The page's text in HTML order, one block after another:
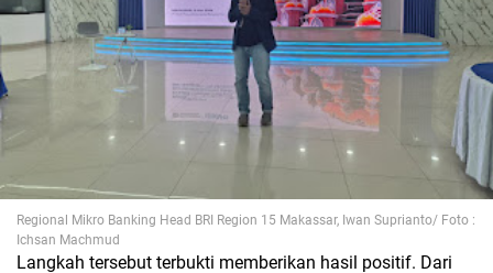
Regional Mikro Banking Head BRI Region 15 Makassar, Iwan Suprianto/ Foto :
Ichsan Machmud
Langkah tersebut terbukti memberikan hasil positif. Dari